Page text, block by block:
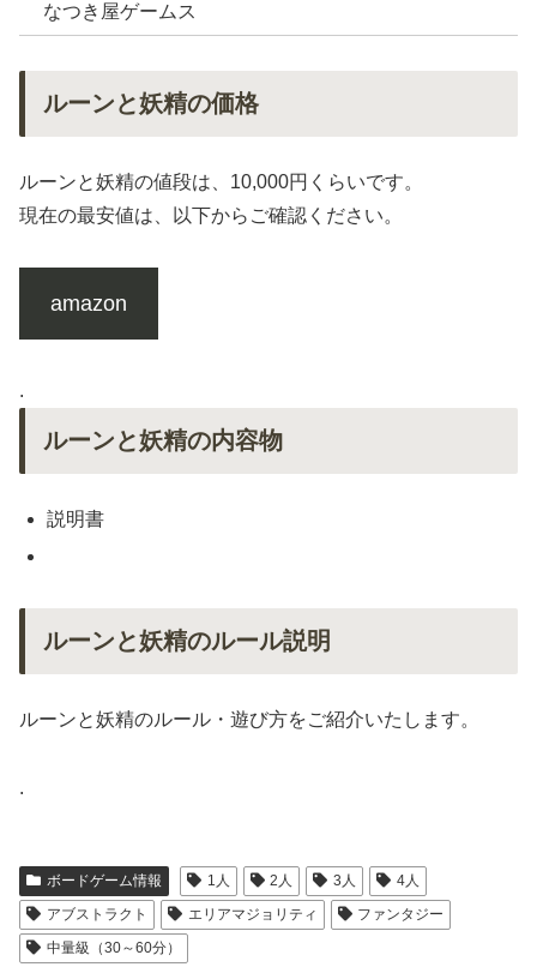
なつき屋ゲームス
ルーンと妖精の価格
ルーンと妖精の値段は、10,000円くらいです。
現在の最安値は、以下からご確認ください。
amazon
.
ルーンと妖精の内容物
説明書
ルーンと妖精のルール説明
ルーンと妖精のルール・遊び方をご紹介いたします。
.
ボードゲーム情報 1人 2人 3人
4人
アブストラクト
エリアマジョリティ
ファンタジー
中量級（30～60分）